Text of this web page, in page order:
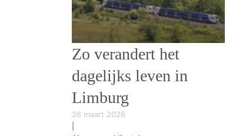
Zo verandert het
dagelijks leven in
Limburg
26 maart 2026